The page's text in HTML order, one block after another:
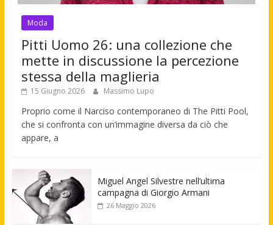
Moda
Pitti Uomo 26: una collezione che
mette in discussione la percezione
stessa della maglieria
15 Giugno 2026 Massimo Lupo
Proprio come il Narciso contemporaneo di The Pitti Pool,
che si confronta con un’immagine diversa da ciò che
appare, a
Miguel Angel Silvestre nell’ultima
campagna di Giorgio Armani
26 Maggio 2026